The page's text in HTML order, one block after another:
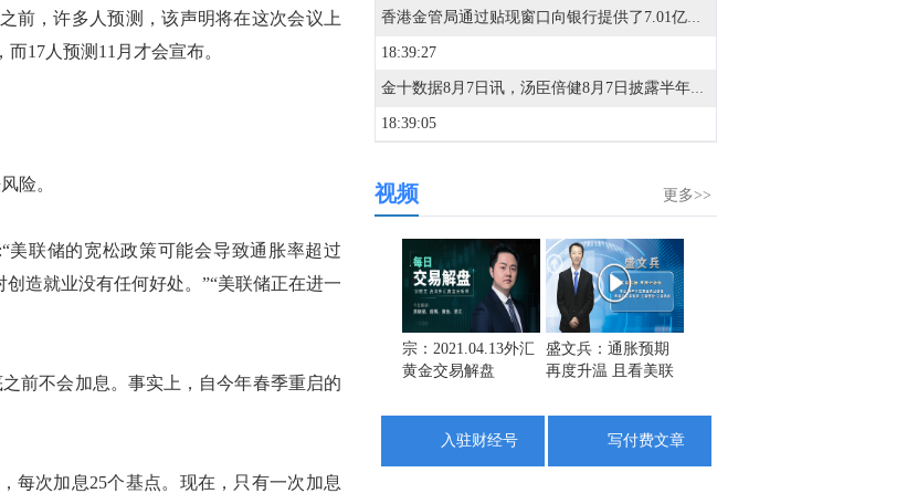
，许多人预测，该声明将在这次会议上
17人预测11月才会宣布。
险。
联储的宽松政策可能会导致通胀率超过
造就业没有任何好处。”“美联储正在进一
不会加息。事实上，自今年春季重启的
次加息25个基点。现在，只有一次加息
香港金管局通过贴现窗口向银行提供了7.01亿港元的流动性。
18:39:27
金十数据8月7日讯，汤臣倍健8月7日披露半年报，公司上半年实现营业收入36.71亿元，同比增长3.94%；归属于上市公司股东的净利润6.03亿元，同比下降18.11%；基本每股收益0.36元/股。报告期内，公司业绩主要受到期间费用支付增加、对外投资及购买理财产品增加以及偿还到期贴现票据减少的影响。
18:39:05
18:38:26
18:38:21
18:38:08
金十数据8月7日讯，天康生物公告，2026年7月销售生猪39.61万头，环比下降0.88%，同比增长27.45%；销售收入3.93亿元，环比增长3.42%，同比下降12.47%；商品猪销售均价9.68元/公斤，环比增长10.00%。2026年1-7月累计销售生猪224.44万头，同比增长13.62%；累计销售收入24.45亿元，同比下降14.84%。自2026年6月起公司将羌都畜牧纳入合并报表范围，上年同期基数含羌都畜牧数据。
更多>>
视频
宗：2021.04.13外汇
黄金交易解盘
盛文兵：通胀预期
再度升温 且看美联
入驻财经号
写付费文章